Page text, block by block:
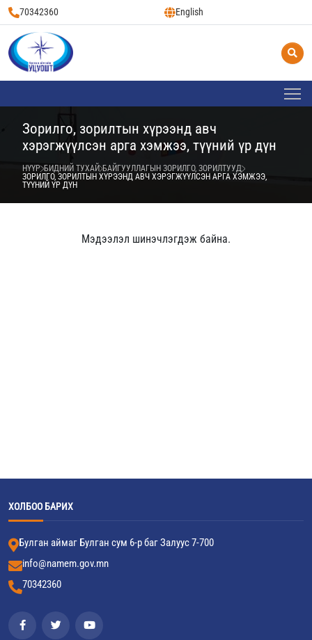
70342360 English
Зорилго, зорилтын хүрээнд авч
хэрэгжүүлсэн арга хэмжээ, түүний үр дүн
НҮҮР БИДНИЙ ТУХАЙ БАЙГУУЛЛАГЫН ЗОРИЛГО, ЗОРИЛТУУД
ЗОРИЛГО, ЗОРИЛТЫН ХҮРЭЭНД АВЧ ХЭРЭГЖҮҮЛСЭН АРГА ХЭМЖЭЭ,
ТҮҮНИЙ ҮР ДҮН
Мэдээлэл шинэчлэгдэж байна.
ХОЛБОО БАРИХ
Булган аймаг Булган сум 6-р баг Залуус 7-700
info@namem.gov.mn
70342360